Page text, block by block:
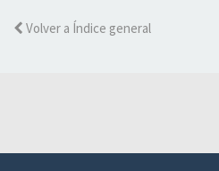
Volver a Índice general